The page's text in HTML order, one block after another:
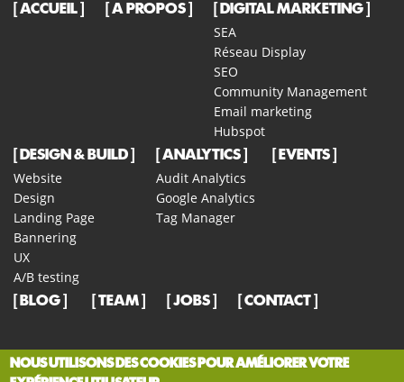
ACCUEIL A PROPOS DIGITAL MARKETING
SEA
Réseau Display
SEO
Community Management
Email marketing
Hubspot
DESIGN & BUILD
Website
Design
Landing Page
Bannering
UX
A/B testing
ANALYTICS
Audit Analytics
Google Analytics
Tag Manager
EVENTS
BLOG TEAM JOBS CONTACT
NOUS UTILISONS DES COOKIES POUR AMÉLIORER VOTRE